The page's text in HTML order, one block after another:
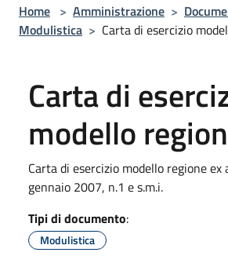
Home > Amministrazione >
Modulistica > Carta di esercizio
Carta di
modello
Carta di esercizio modello regione ex
gennaio 2007, n.1 e s.m.i.
Tipi di documento:
Modulistica